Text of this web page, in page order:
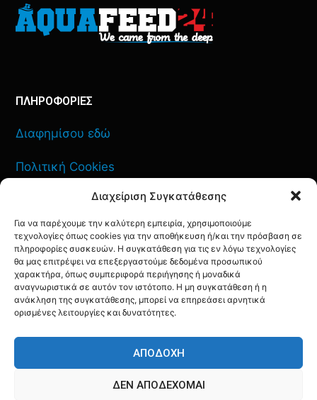
Διαχείριση Συγκατάθεσης
Για να παρέχουμε την καλύτερη εμπειρία, χρησιμοποιούμε
τεχνολογίες όπως cookies για την αποθήκευση ή/και την πρόσβαση σε
πληροφορίες συσκευών. Η συγκατάθεση για τις εν λόγω τεχνολογίες
θα μας επιτρέψει να επεξεργαστούμε δεδομένα προσωπικού
χαρακτήρα, όπως συμπεριφορά περιήγησης ή μοναδικά
αναγνωριστικά σε αυτόν τον ιστότοπο. Η μη συγκατάθεση ή η
ανάκληση της συγκατάθεσης, μπορεί να επηρεάσει αρνητικά
ορισμένες λειτουργίες και δυνατότητες.
ΑΠΟΔΟΧΉ
ΔΕΝ ΑΠΟΔΈΧΟΜΑΙ
ΠΛΗΡΟΦΟΡΙΕΣ
Διαφημίσου εδώ
Πολιτική Cookies
Πολιτική Απορρήτου
ΕΠΙΚΟΙΝΩΝΙΑ
YOUTUBE